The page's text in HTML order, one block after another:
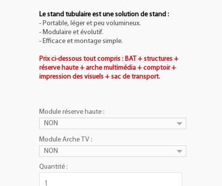
Le stand tubulaire est une solution de stand :
- Portable, léger et peu volumineux.
- Modulaire et évolutif.
- Efficace et montage simple.
Prix ci-dessous tout compris : BAT + structures +
réserve haute + arche multimédia + comptoir +
impression des visuels + sac de transport.
Module réserve haute :
NON
Module Arche TV :
NON
Quantité :